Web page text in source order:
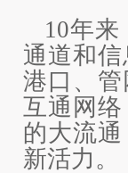
10年
通道和
港口、
互通网
的大流
新活力。